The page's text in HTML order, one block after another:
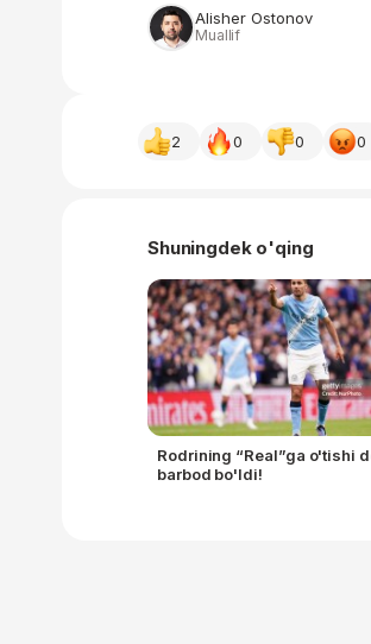
Alisher Ostonov
Muallif
2 0 0 0
Shuningdek o'qing
Rodrining “Real”ga o'tishi
barbod bo'ldi!